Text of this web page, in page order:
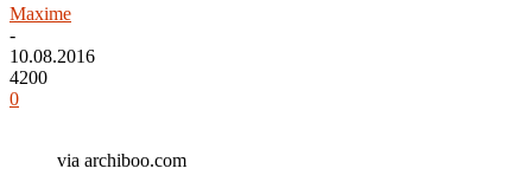
Maxime
-
10.08.2016
4200
0
via archiboo.com